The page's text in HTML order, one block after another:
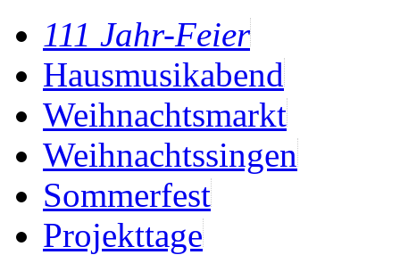
111 Jahr-Feier
Hausmusikabend
Weihnachtsmarkt
Weihnachtssingen
Sommerfest
Projekttage